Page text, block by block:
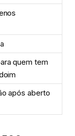
quem tem
após aberto